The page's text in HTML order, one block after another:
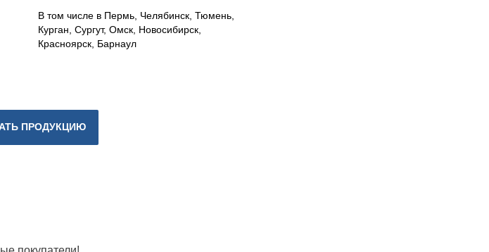
В том числе в Пермь, Челябинск, Тюмень,
Курган, Сургут, Омск, Новосибирск,
Красноярск, Барнаул
ПРОДУКЦИЮ